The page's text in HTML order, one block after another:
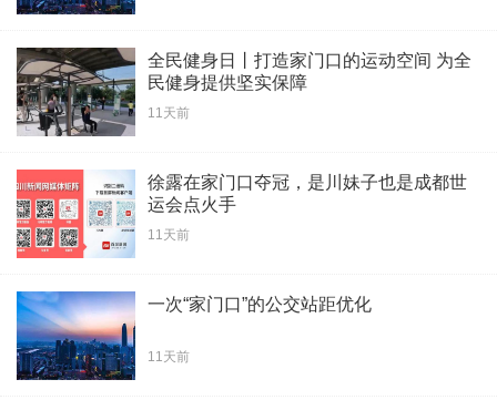
全民健身日丨打造家门口的运动空间 为全
民健身提供坚实保障
11天前
徐露在家门口夺冠，是川妹子也是成都世
运会点火手
11天前
一次“家门口”的公交站距优化
11天前